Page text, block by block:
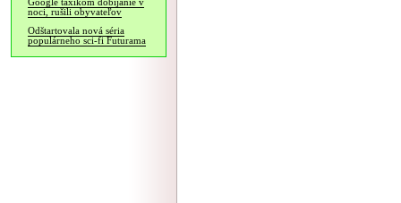
Google taxíkom dobíjanie v
noci, rušili obyvateľov
Odštartovala nová séria
populárneho sci-fi Futurama